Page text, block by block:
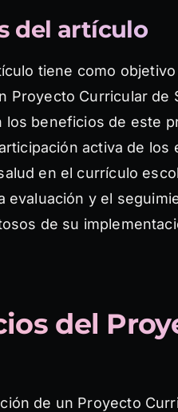
del artículo
tiene como
Proyecto Curricular de
los beneficios de este
activa de
en el currículo
evaluación y el
de su
del
de un Proyecto